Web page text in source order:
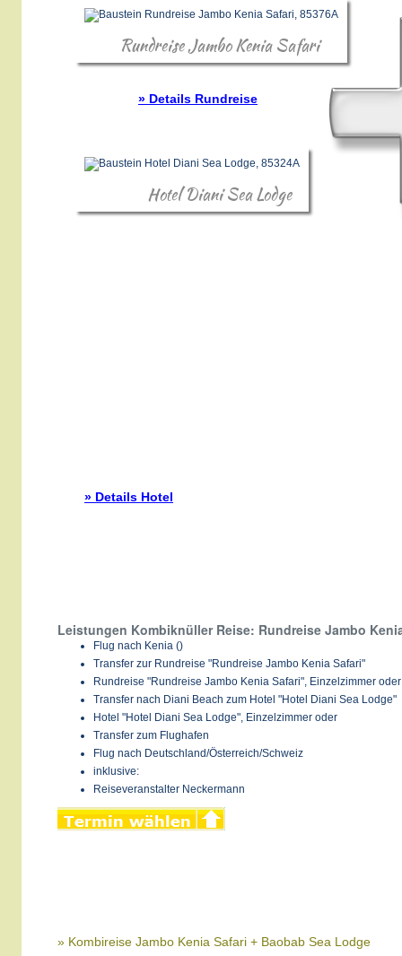
Rundreise Jambo Kenia Safari
» Details Rundreise
Hotel Diani Sea Lodge
» Details Hotel
Leistungen Kombiknüller Reise: Rundreise Jambo
Flug nach Kenia ()
Transfer zur Rundreise "Rundreise Jambo Kenia Safari"
Rundreise "Rundreise Jambo Kenia Safari", Einzelzimmer oder
Transfer nach Diani Beach zum Hotel "Hotel Diani Sea Lodge"
Hotel "Hotel Diani Sea Lodge", Einzelzimmer oder
Transfer zum Flughafen
Flug nach Deutschland/Österreich/Schweiz
inklusive:
Reiseveranstalter Neckermann
» Kombireise Jambo Kenia Safari + Baobab Sea Lodge